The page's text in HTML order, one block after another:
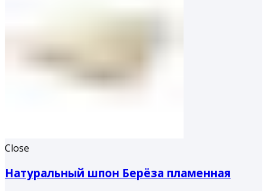
Close
Натуральный шпон Берёза пламенная